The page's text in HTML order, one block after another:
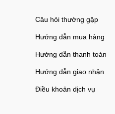
Câu hỏi thường gặp
Hướng dẫn mua hàng
Hướng dẫn thanh toán
Hướng dẫn giao nhận
Điều khoản dịch vụ